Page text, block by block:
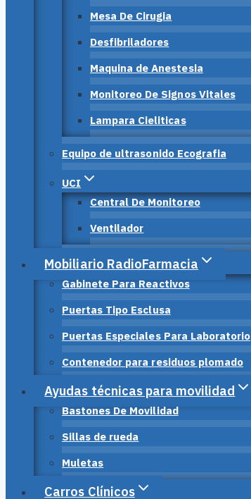
Mesa De Cirugia
Desfibriladores
Maquina de Anestesia
Monitoreo De Signos Vitales
Lampara Cieliticas
Equipo de ultrasonido Ecografia
UCI
Central De Monitoreo
Ventilador
Mobiliario RadioFarmacia
Gabinete Para Reactivos
Puertas Tipo Esclusa
Puertas Especiales Para Laboratorio
Contenedor para residuos plomado
Ayudas técnicas para movilidad
Bastones De Movilidad
Sillas de rueda
Muletas
Carros Clínicos